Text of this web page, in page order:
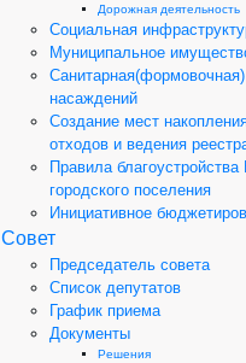
Дорожная деятельность
Социальная
Муниципальное
насаждений
Создание мест
отходов и ведения
Правила благоустройства
городского поселения
Инициативное
Совет
Председатель совета
Список депутатов
График приема
Документы
Решения